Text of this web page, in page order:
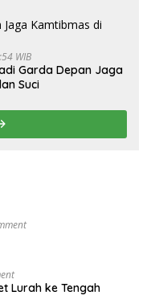
WIB
Garda Depan Jaga
Suci
Lurah ke Tengah